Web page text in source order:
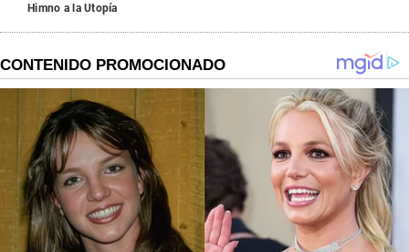
Himno a la Utopía